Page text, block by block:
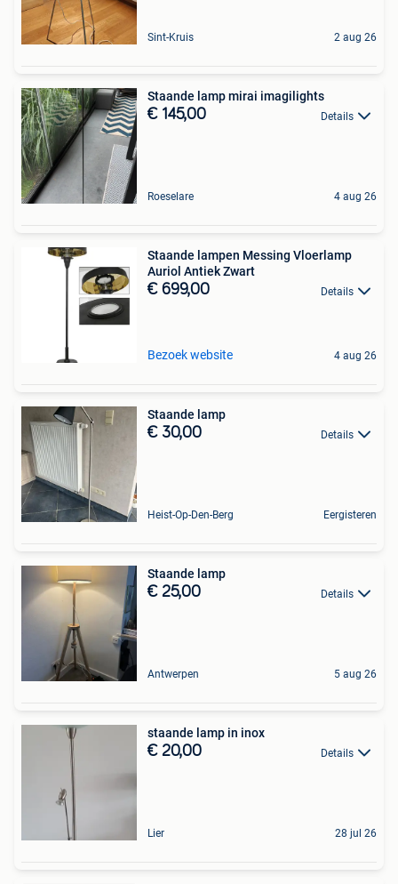
Sint-Kruis 2 aug 26
Staande lamp mirai imagilights
€ 145,00 Details
Roeselare 4 aug 26
Staande lampen Messing Vloerlamp
Auriol Antiek Zwart
€ 699,00 Details
Bezoek website 4 aug 26
Staande lamp
€ 30,00 Details
Heist-Op-Den-Berg Eergisteren
Staande lamp
€ 25,00 Details
Antwerpen 5 aug 26
staande lamp in inox
€ 20,00 Details
Lier 28 jul 26